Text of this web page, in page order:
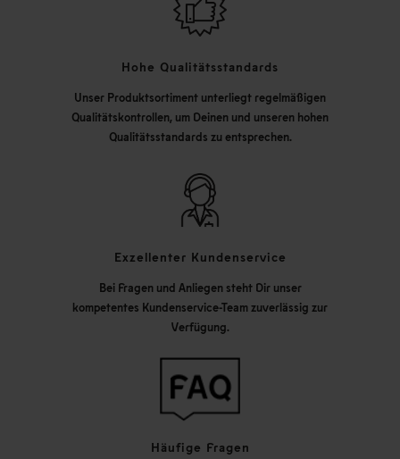
Hohe Qualitätsstandards
Unser Produktsortiment unterliegt regelmäßigen
Qualitätskontrollen, um Deinen und unseren hohen
Qualitätsstandards zu entsprechen.
Exzellenter Kundenservice
Bei Fragen und Anliegen steht Dir unser
kompetentes Kundenservice-Team zuverlässig zur
Verfügung.
Häufige Fragen